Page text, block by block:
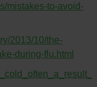
mistakes-to-avoid-
2013/10/the-
during-flu.html